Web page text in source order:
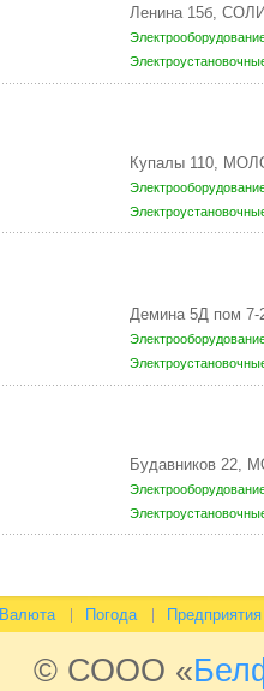
Ленина 15б,
Купалы 110,
Демина 5Д пом
Будавников 22,
Валюта Погода Предприятия
© СООО «